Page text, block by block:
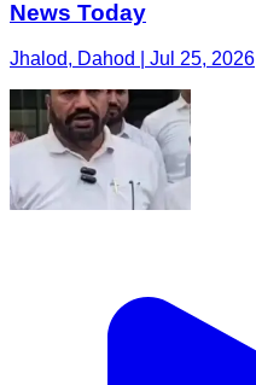
News Today
Jhalod, Dahod | Jul 25, 2026